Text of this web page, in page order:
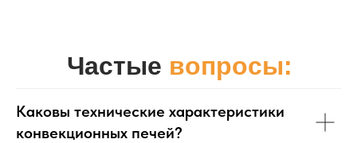
Частые вопросы:
Каковы технические характеристики
конвекционных печей?